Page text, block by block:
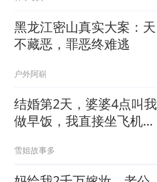
黑龙江密山真实大案：天
不藏恶，罪恶终难逃
户外阿崭
结婚第2天，婆婆4点叫我
做早饭，我直接坐飞机回
雪姐故事多